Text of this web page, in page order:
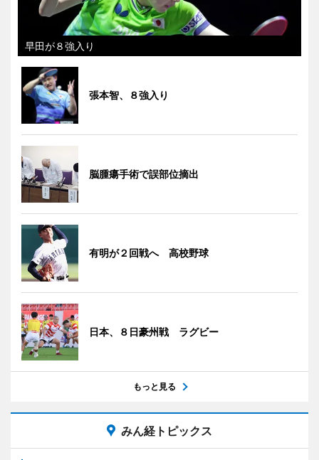
早田が８強入り
張本智、８強入り
脳腫瘍手術で誤部位摘出
有明が２回戦へ 高校野球
日本、８日豪州戦 ラグビー
もっと見る
みん経トピックス